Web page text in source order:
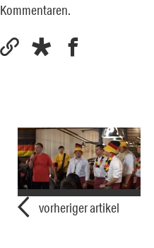
Kommentaren.
vorheriger artikel